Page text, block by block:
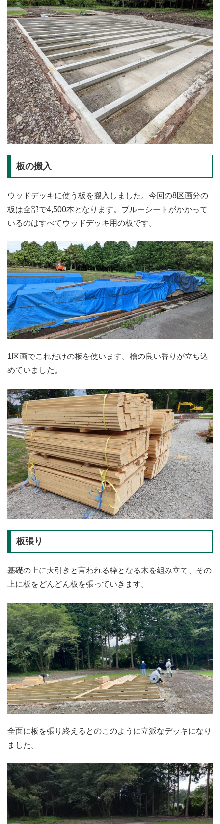
板の搬入
ウッドデッキに使う板を搬入しました。今回の8区画分の
板は全部で4,500本となります。ブルーシートがかかって
いるのはすべてウッドデッキ用の板です。
1区画でこれだけの板を使います。檜の良い香りが立ち込
めていました。
板張り
基礎の上に大引きと言われる枠となる木を組み立て、その
上に板をどんどん板を張っていきます。
全面に板を張り終えるとのこのように立派なデッキになり
ました。